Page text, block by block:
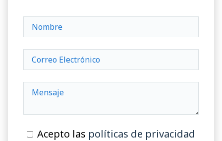
Acepto las políticas de privacidad